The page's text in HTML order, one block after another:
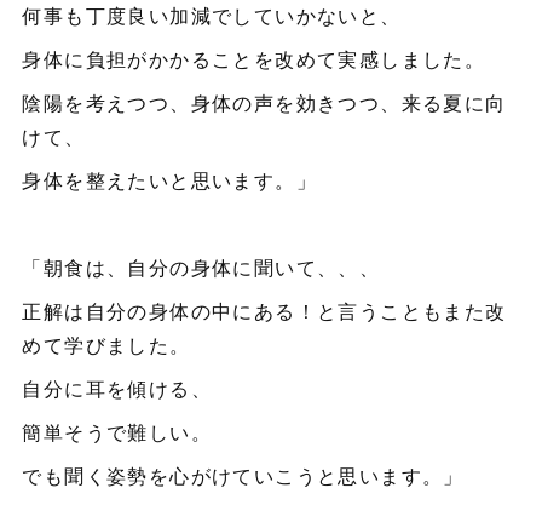
何事も丁度良い加減でしていかないと、
身体に負担がかかることを改めて実感しました。
陰陽を考えつつ、身体の声を効きつつ、来る夏に向
けて、
身体を整えたいと思います。」
「朝食は、自分の身体に聞いて、、、
正解は自分の身体の中にある！と言うこともまた改
めて学びました。
自分に耳を傾ける、
簡単そうで難しい。
でも聞く姿勢を心がけていこうと思います。」